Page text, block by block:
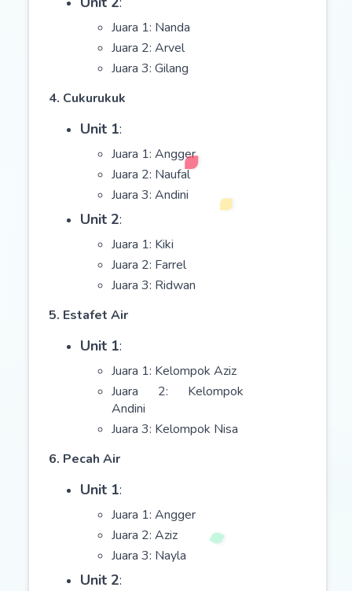
Juara 1: Nanda
Juara 2: Arvel
Juara 3: Gilang
4. Cukurukuk
Unit 1:
Juara 1: Angger
Juara 2: Naufal
Juara 3: Andini
Unit 2:
Juara 1: Kiki
Juara 2: Farrel
Juara 3: Ridwan
5. Estafet Air
Unit 1:
Juara 1: Kelompok Aziz
Juara 2: Kelompok
Andini
Juara 3: Kelompok Nisa
6. Pecah Air
Unit 1:
Juara 1: Angger
Juara 2: Aziz
Juara 3: Nayla
Unit 2: